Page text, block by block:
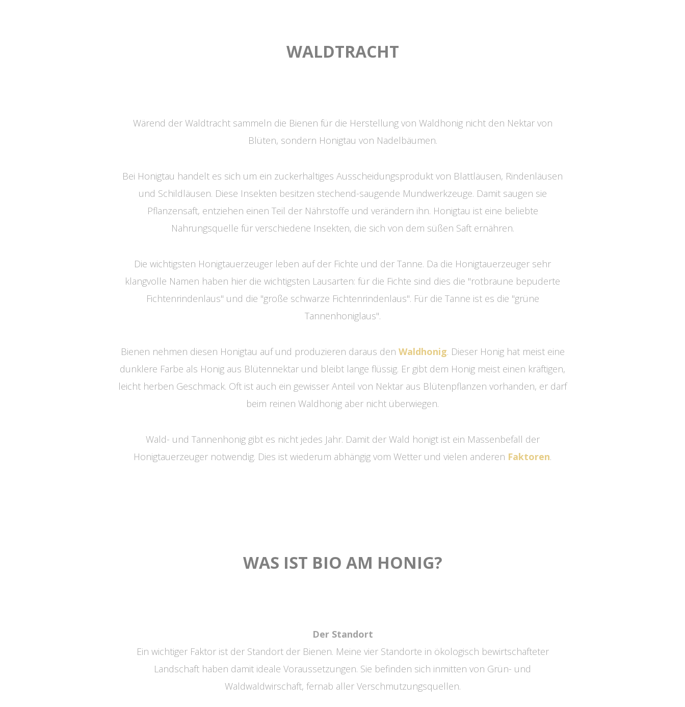
WALDTRACHT
Wärend der Waldtracht sammeln die Bienen für die Herstellung von Waldhonig nicht den Nektar von
Blüten, sondern Honigtau von Nadelbäumen.
Bei Honigtau handelt es sich um ein zuckerhaltiges Ausscheidungsprodukt von Blattläusen, Rindenläusen
und Schildläusen. Diese Insekten besitzen stechend-saugende Mundwerkzeuge. Damit saugen sie
Pflanzensaft, entziehen einen Teil der Nährstoffe und verändern ihn. Honigtau ist eine beliebte
Nahrungsquelle für verschiedene Insekten, die sich von dem süßen Saft ernähren.
Die wichtigsten Honigtauerzeuger leben auf der Fichte und der Tanne. Da die Honigtauerzeuger sehr
klangvolle Namen haben hier die wichtigsten Lausarten: für die Fichte sind dies die "rotbraune bepuderte
Fichtenrindenlaus" und die "große schwarze Fichtenrindenlaus". Für die Tanne ist es die "grüne
Tannenhoniglaus".
Bienen nehmen diesen Honigtau auf und produzieren daraus den Waldhonig. Dieser Honig hat meist eine
dunklere Farbe als Honig aus Blütennektar und bleibt lange flüssig. Er gibt dem Honig meist einen kräftigen,
leicht herben Geschmack. Oft ist auch ein gewisser Anteil von Nektar aus Blütenpflanzen vorhanden, er darf
beim reinen Waldhonig aber nicht überwiegen.
Wald- und Tannenhonig gibt es nicht jedes Jahr. Damit der Wald honigt ist ein Massenbefall der
Honigtauerzeuger notwendig. Dies ist wiederum abhängig vom Wetter und vielen anderen Faktoren.
WAS IST BIO AM HONIG?
Der Standort
Ein wichtiger Faktor ist der Standort der Bienen. Meine vier Standorte in ökologisch bewirtschafteter
Landschaft haben damit ideale Voraussetzungen. Sie befinden sich inmitten von Grün- und
Waldwaldwirschaft, fernab aller Verschmutzungsquellen.